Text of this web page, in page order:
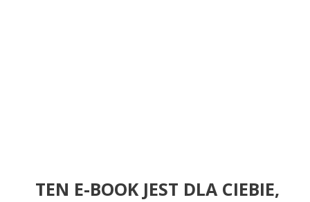
TEN E-BOOK JEST DLA CIEBIE,